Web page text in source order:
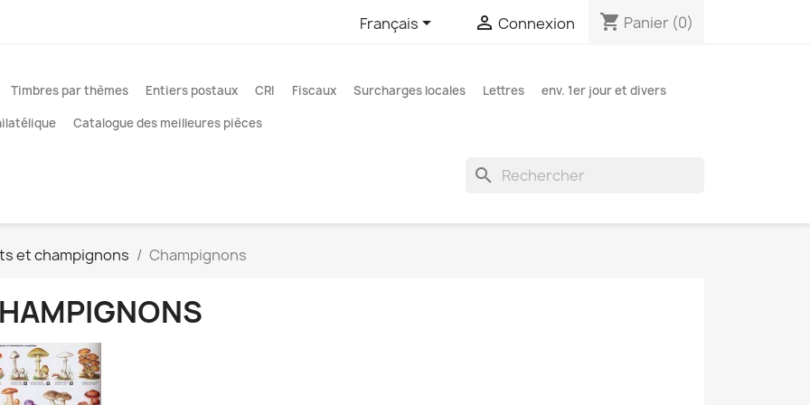
Français  Connexion shopping_cart Panier (0)
Timbres par thèmes Entiers postaux CRI Fiscaux Surcharges locales Lettres
env. 1er jour et divers
Catalogue des meilleures pièces
search
et champignons Champignons